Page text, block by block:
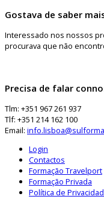
Gostava de saber
Interessado nos nossos
procurava que não
Precisa de falar
Tlm: +351 967 261 937
Tlf: +351 214 162 100
Email:
Login
Contactos
Formação Travelport
Formação Privada
Política de